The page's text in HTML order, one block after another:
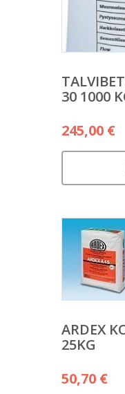
30 1000
245,00 €
ARDEX
25KG
50,70 €